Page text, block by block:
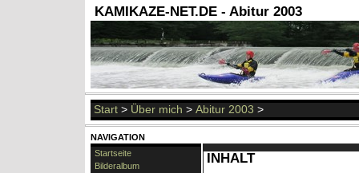
KAMIKAZE-NET.DE - Abitur 2003
Start > Über mich > Abitur 2003 >
NAVIGATION
Startseite
Bilderalbum
INHALT